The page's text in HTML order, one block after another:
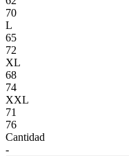
70
L
65
72
XL
68
74
XXL
71
76
Cantidad
-